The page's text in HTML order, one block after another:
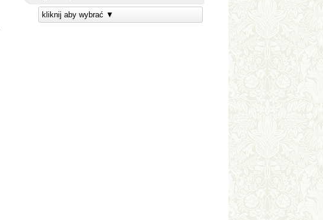
kliknij aby wybrać ▼